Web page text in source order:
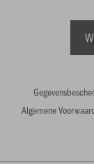
Algemene